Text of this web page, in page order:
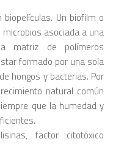
Un biofilm o
asociada a una
matriz de polímeros
formado por una sola
hongos y bacterias. Por
natural común
que la humedad y
factor citotóxico